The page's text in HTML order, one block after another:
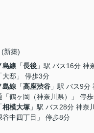
新築)
島線 「長後 」駅 バス16分 神
大邸」 停歩3分
島線 「高座渋谷 」駅 バス9分
「鶴ヶ岡（神奈川県）」 停
「相模大塚 」駅 バス28分 神奈
谷中四丁目」 停歩8分